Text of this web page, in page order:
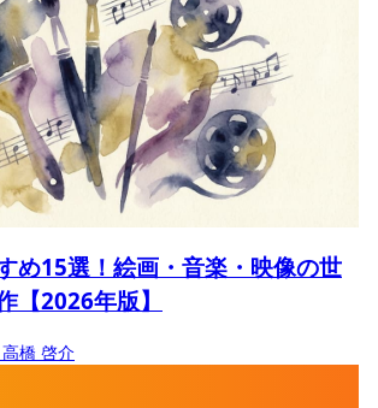
め15選！絵画・音楽・映像の世
【2026年版】
高橋 啓介